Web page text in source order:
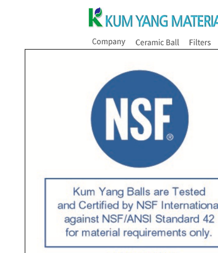
Registration/Certificate